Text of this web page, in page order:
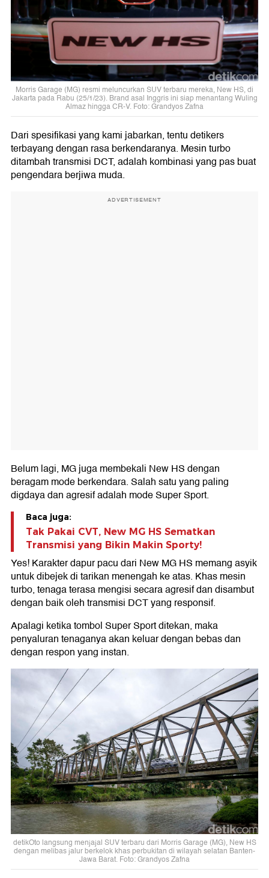
Morris Garage (MG) resmi meluncurkan SUV terbaru mereka, New HS, di
Jakarta pada Rabu (25/1/23). Brand asal Inggris ini siap menantang Wuling
Almaz hingga CR-V. Foto: Grandyos Zafna
Dari spesifikasi yang kami jabarkan, tentu detikers
terbayang dengan rasa berkendaranya. Mesin turbo
ditambah transmisi DCT, adalah kombinasi yang pas buat
pengendara berjiwa muda.
ADVERTISEMENT
Belum lagi, MG juga membekali New HS dengan
beragam mode berkendara. Salah satu yang paling
digdaya dan agresif adalah mode Super Sport.
Baca juga:
Tak Pakai CVT, New MG HS Sematkan
Transmisi yang Bikin Makin Sporty!
Yes! Karakter dapur pacu dari New MG HS memang asyik
untuk dibejek di tarikan menengah ke atas. Khas mesin
turbo, tenaga terasa mengisi secara agresif dan disambut
dengan baik oleh transmisi DCT yang responsif.
Apalagi ketika tombol Super Sport ditekan, maka
penyaluran tenaganya akan keluar dengan bebas dan
dengan respon yang instan.
detikOto langsung menjajal SUV terbaru dari Morris Garage (MG), New HS
dengan melibas jalur berkelok khas perbukitan di wilayah selatan Banten-
Jawa Barat. Foto: Grandyos Zafna